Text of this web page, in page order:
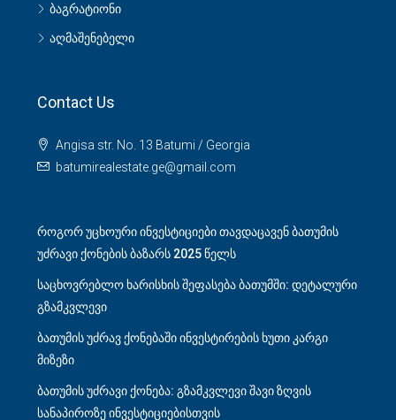
ბაგრატიონი
აღმაშენებელი
Contact Us
Angisa str. No. 13 Batumi / Georgia
batumirealestate.ge@gmail.com
როგორ უცხოური ინვესტიციები თავდაცავენ ბათუმის
უძრავი ქონების ბაზარს 2025 წელს
საცხოვრებლო ხარისხის შეფასება ბათუმში: დეტალური
გზამკვლევი
ბათუმის უძრავ ქონებაში ინვესტირების ხუთი კარგი
მიზეზი
ბათუმის უძრავი ქონება: გზამკვლევი შავი ზღვის
სანაპიროზე ინვესტიციებისთვის